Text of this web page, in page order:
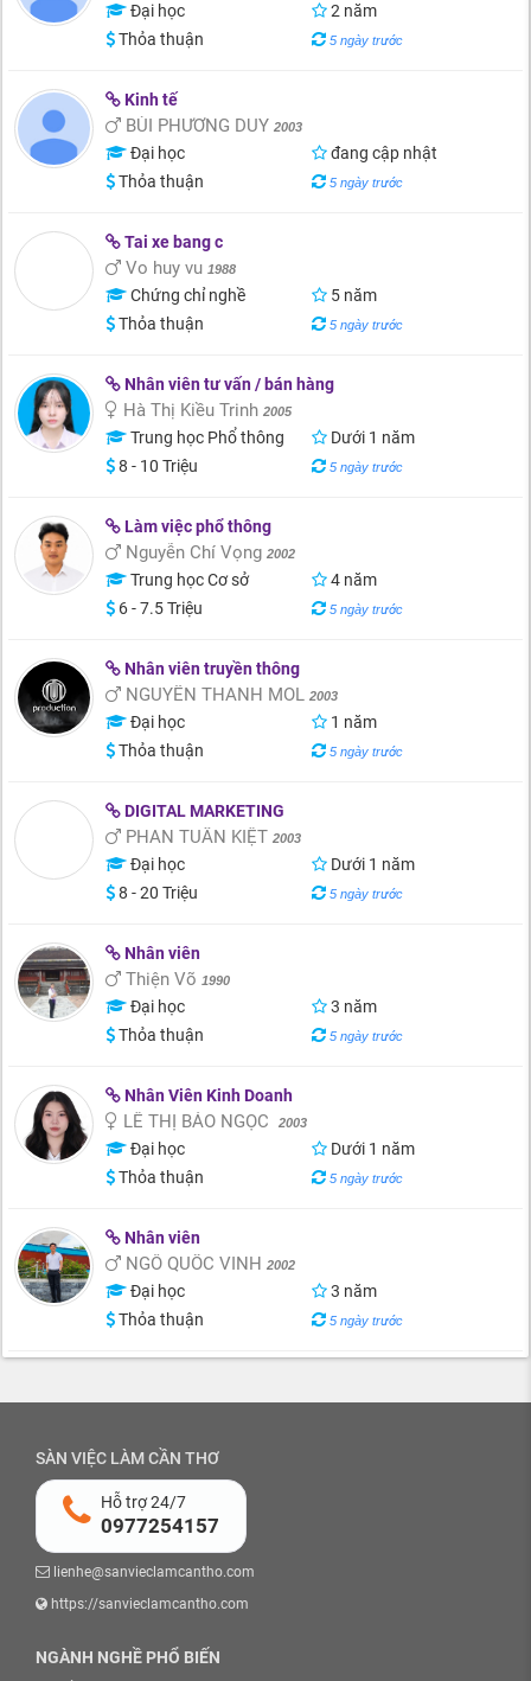
Đại học
2 năm
Thỏa thuận
5 ngày trước
Kinh tế
BÙI PHƯƠNG DUY 2003
Đại học
đang cập nhật
Thỏa thuận
5 ngày trước
Tai xe bang c
Vo huy vu 1988
Chứng chỉ nghề
5 năm
Thỏa thuận
5 ngày trước
Nhân viên tư vấn / bán hàng
Hà Thị Kiều Trinh 2005
Trung học Phổ thông
Dưới 1 năm
8 - 10 Triệu
5 ngày trước
Làm việc phổ thông
Nguyễn Chí Vọng 2002
Trung học Cơ sở
4 năm
6 - 7.5 Triệu
5 ngày trước
Nhân viên truyền thông
NGUYỄN THANH MOL 2003
Đại học
1 năm
Thỏa thuận
5 ngày trước
DIGITAL MARKETING
PHAN TUẤN KIỆT 2003
Đại học
Dưới 1 năm
8 - 20 Triệu
5 ngày trước
Nhân viên
Thiện Võ 1990
Đại học
3 năm
Thỏa thuận
5 ngày trước
Nhân Viên Kinh Doanh
LÊ THỊ BẢO NGỌC 2003
Đại học
Dưới 1 năm
Thỏa thuận
5 ngày trước
Nhân viên
NGÔ QUỐC VINH 2002
Đại học
3 năm
Thỏa thuận
5 ngày trước
SÀN VIỆC LÀM CẦN THƠ
Hỗ trợ 24/7
0977254157
lienhe@sanvieclamcantho.com
https://sanvieclamcantho.com
NGÀNH NGHỀ PHỔ BIẾN